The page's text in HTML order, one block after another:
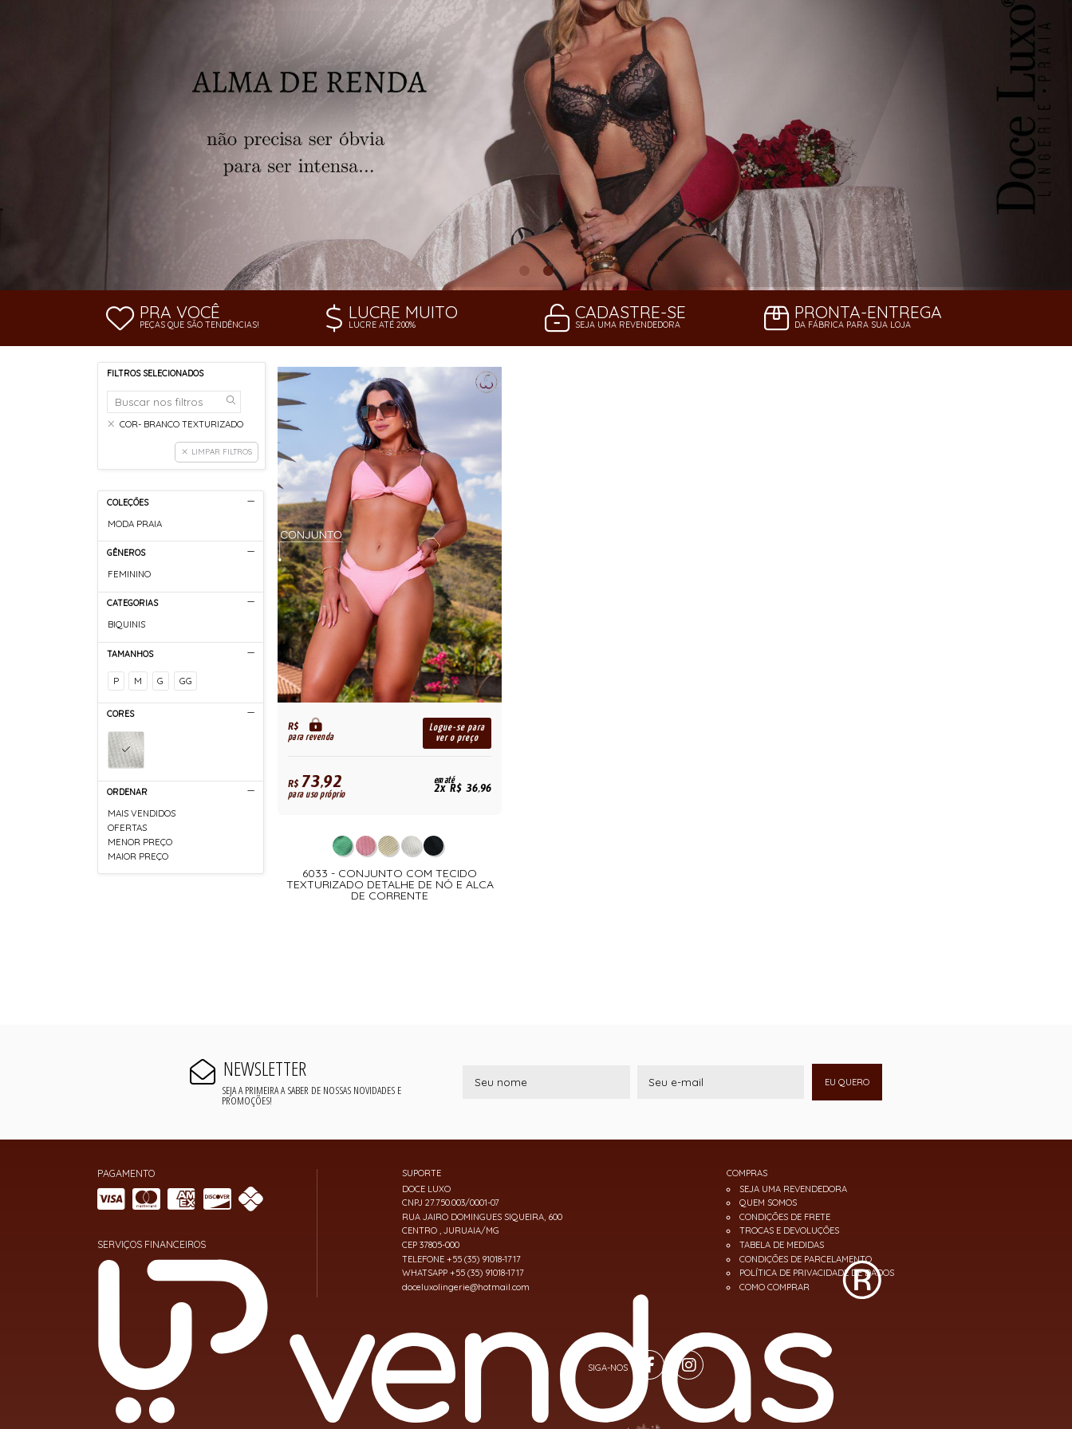
SAÍDA DE PRAIA
PRA VOCÊ
PEÇAS QUE SÃO TENDÊNCIAS!
LUCRE MUITO
LUCRE ATÉ 200%
CADASTRE-SE
SEJA UMA REVENDEDORA
PRONTA-ENTREGA
DA FÁBRICA PARA SUA LOJA
FILTROS SELECIONADOS
COR- BRANCO TEXTURIZADO
LIMPAR FILTROS
COLEÇÕES
MODA PRAIA
GÊNEROS
FEMININO
CATEGORIAS
BIQUINIS
TAMANHOS
P M G GG
CORES
ORDENAR
MAIS VENDIDOS
OFERTAS
MENOR PREÇO
MAIOR PREÇO
R$
para revenda
Logue-se para
ver o preço
R$73,92
para uso próprio
em até
2x R$ 36,96
6033 - CONJUNTO COM TECIDO
TEXTURIZADO DETALHE DE NÓ E ALCA
DE CORRENTE
NEWSLETTER
SEJA A PRIMEIRA A SABER DE NOSSAS NOVIDADES E
PROMOÇÕES!
EU QUERO
PAGAMENTO
SERVIÇOS FINANCEIROS
SUPORTE
DOCE LUXO
CNPJ 27.750.003/0001-07
RUA JAIRO DOMINGUES SIQUEIRA, 600
CENTRO , JURUAIA/MG
CEP 37805-000
TELEFONE +55 (35) 91018-1717
WHATSAPP +55 (35) 91018-1717
doceluxolingerie@hotmail.com
COMPRAS
SEJA UMA REVENDEDORA
QUEM SOMOS
CONDIÇÕES DE FRETE
TROCAS E DEVOLUÇÕES
TABELA DE MEDIDAS
CONDIÇÕES DE PARCELAMENTO
POLÍTICA DE PRIVACIDADE DE DADOS
COMO COMPRAR